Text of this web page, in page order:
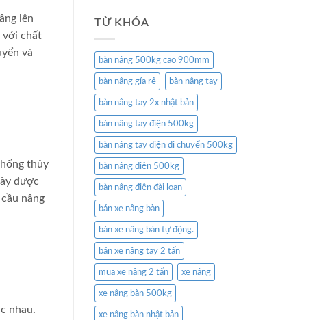
lên
với chất
và
thủy
được
nâng
nhau.
TỪ KHÓA
bàn nâng 500kg cao 900mm
bàn nâng gía rẻ bàn nâng tay
bàn nâng tay 2x nhật bản
bàn nâng tay điện 500kg
bàn nâng tay điện di chuyển 500kg
bàn nâng điện 500kg
bàn nâng điện đài loan
bán xe nâng bàn
bán xe nâng bán tự động.
bán xe nâng tay 2 tấn
mua xe nâng 2 tấn xe nâng
xe nâng bàn 500kg
xe nâng bàn nhật bản